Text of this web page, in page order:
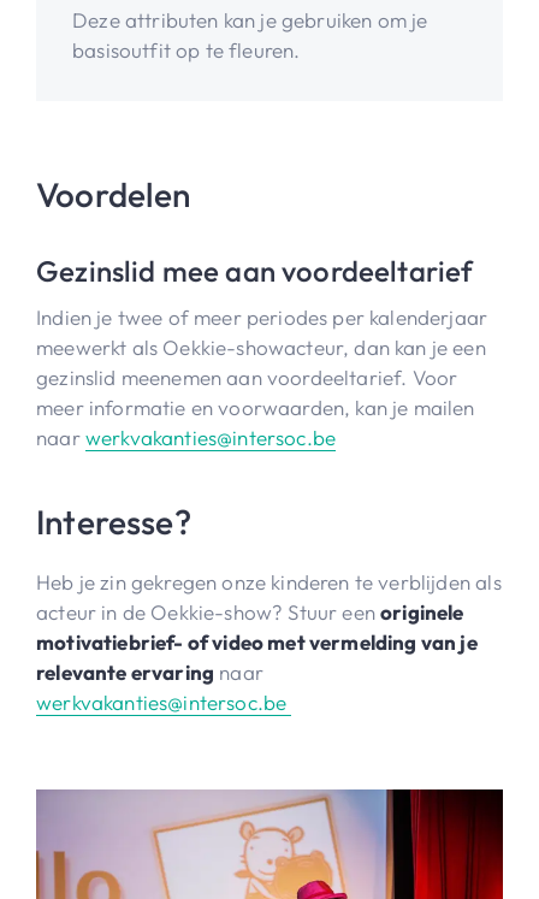
Deze attributen kan je gebruiken om je
basisoutfit op te fleuren.
Voordelen
Gezinslid mee aan voordeeltarief
Indien je twee of meer periodes per kalenderjaar
meewerkt als Oekkie-showacteur, dan kan je een
gezinslid meenemen aan voordeeltarief. Voor
meer informatie en voorwaarden, kan je mailen
naarwerkvakanties@intersoc.be
Interesse?
Heb je zin gekregen onze kinderen te verblijden als
acteur in de Oekkie-show? Stuur eenoriginele
motivatiebrief- of video met vermelding van je
relevante ervaring naar
werkvakanties@intersoc.be